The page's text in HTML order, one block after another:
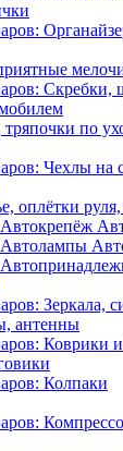
по
оплётки
антенны